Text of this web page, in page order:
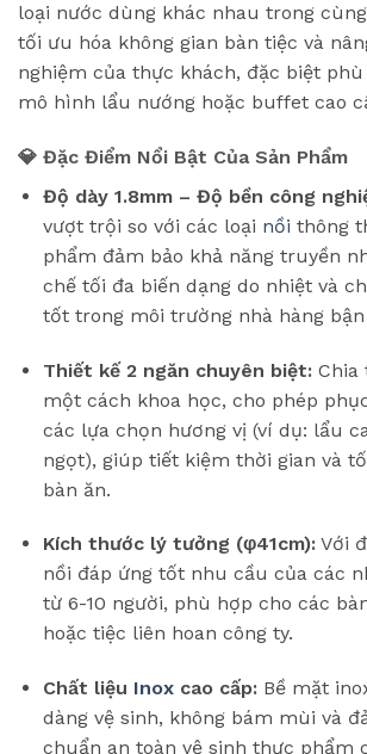
loại nước dùng khác nhau trong
tối ưu hóa không gian bàn tiệc và
nghiệm của thực khách, đặc biệt
mô hình lẩu nướng hoặc buffet cao
💎 Đặc Điểm Nổi Bật Của Sản Phẩm
Độ dày 1.8mm – Độ bền công
vượt trội so với các loại nồi thông
phẩm đảm bảo khả năng truyền
chế tối đa biến dạng do nhiệt và
tốt trong môi trường nhà hàng
Thiết kế 2 ngăn chuyên biệt:Chia
một cách khoa học, cho phép
các lựa chọn hương vị (ví dụ: lẩu
ngọt), giúp tiết kiệm thời gian và
bàn ăn.
Kích thước lý tưởng (φ41cm):Với
nồi đáp ứng tốt nhu cầu của các
từ 6-10 người, phù hợp cho các
hoặc tiệc liên hoan công ty.
Chất liệu Inoxcao cấp:Bề mặt
dàng vệ sinh, không bám mùi và
chuẩn an toàn vệ sinh thực phẩm